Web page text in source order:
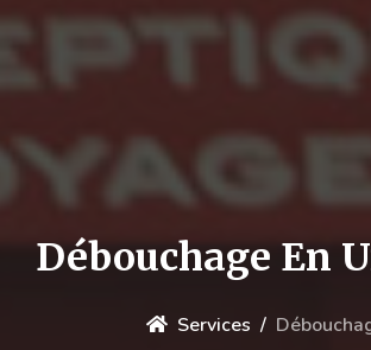
Débouchage En
Services